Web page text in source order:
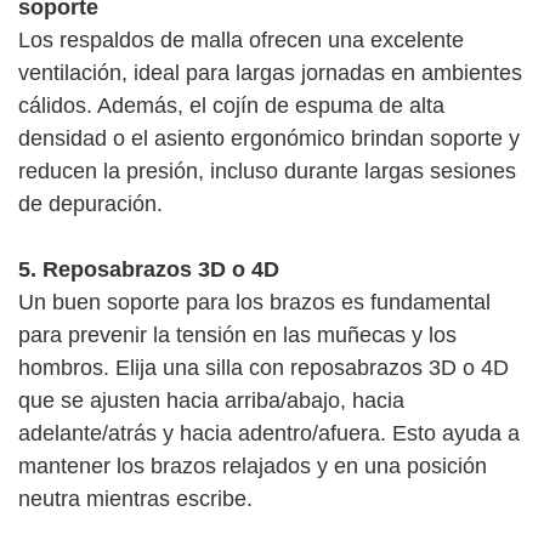
soporte
Los respaldos de malla ofrecen una excelente
ventilación, ideal para largas jornadas en ambientes
cálidos. Además, el cojín de espuma de alta
densidad o el asiento ergonómico brindan soporte y
reducen la presión, incluso durante largas sesiones
de depuración.
5. Reposabrazos 3D o 4D
Un buen soporte para los brazos es fundamental
para prevenir la tensión en las muñecas y los
hombros. Elija una silla con reposabrazos 3D o 4D
que se ajusten hacia arriba/abajo, hacia
adelante/atrás y hacia adentro/afuera. Esto ayuda a
mantener los brazos relajados y en una posición
neutra mientras escribe.